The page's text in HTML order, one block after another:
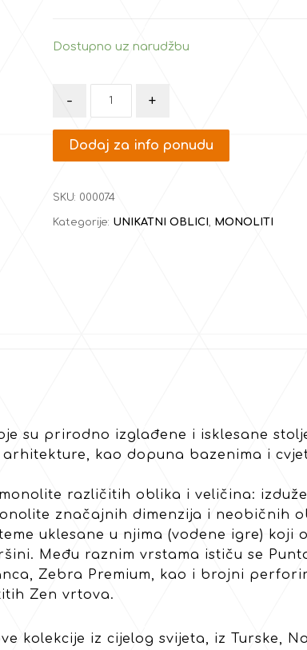
Dostupno uz narudžbu
- +
Dodaj za info ponudu
SKU: 000074
Kategorije: UNIKATNI OBLICI, MONOLITI
su prirodno izglađene i isklesane
kao dopuna bazenima i
različitih oblika i veličina:
značajnih dimenzija i neobičnih
uklesane u njima (vodene igre) koji
Među raznim vrstama ističu se
Zebra Premium, kao i brojni
Zen vrtova.
kolekcije iz cijelog svijeta, iz Turske,